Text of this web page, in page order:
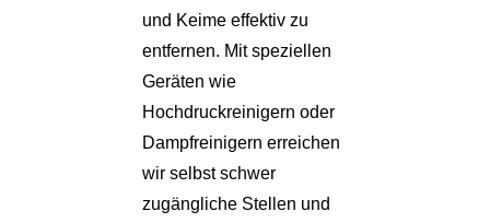
und Keime effektiv zu
entfernen. Mit speziellen
Geräten wie
Hochdruckreinigern oder
Dampfreinigern erreichen
wir selbst schwer
zugängliche Stellen und